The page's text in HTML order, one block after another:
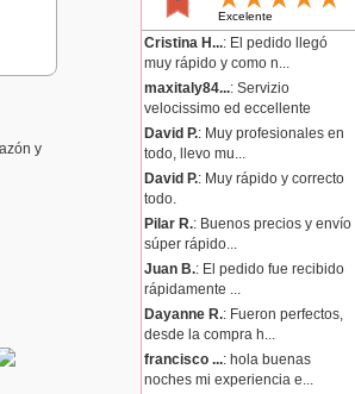
y
Excelente
Cristina H...: El pedido llegó
muy rápido y como n...
maxitaly84...: Servizio
velocissimo ed eccellente
David P.: Muy profesionales en
todo, llevo mu...
David P.: Muy rápido y correcto
todo.
Pilar R.: Buenos precios y envío
súper rápido...
Juan B.: El pedido fue recibido
rápidamente ...
Dayanne R.: Fueron perfectos,
desde la compra h...
francisco ...: hola buenas
noches mi experiencia e...